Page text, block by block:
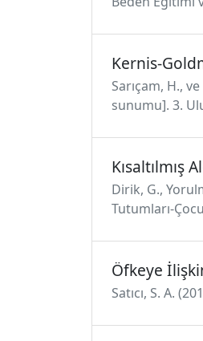
Kernis-
Sarıçam, H.,
sunumu]. 3.
Kısaltılmış
Dirik, G.,
Tutumları-
Öfkeye
Satıcı, S. A.